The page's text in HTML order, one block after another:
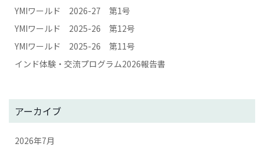
YMIワールド 2026-27 第1号
YMIワールド 2025-26 第12号
YMIワールド 2025-26 第11号
インド体験・交流プログラム2026報告書
アーカイブ
2026年7月